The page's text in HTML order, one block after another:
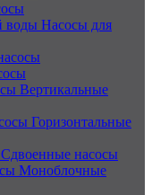
Насосы для
Вертикальные
Горизонтальные
Сдвоенные насосы
Моноблочные